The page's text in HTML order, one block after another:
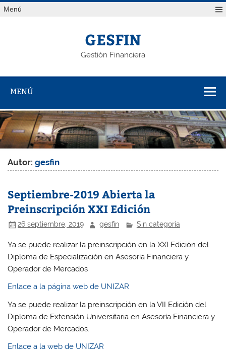
Saltar
alMenú
GESFIN
Gestión Financiera
MENÚ
Autor:gesfin
Septiembre-2019 Abierta la
Preinscripción XXI Edición
26 septiembre, 2019 gesfin Sin categoría
Ya se puede realizar la preinscripción en la XXI Edición del
Diploma de Especialización en Asesoría Financiera y
Operador de Mercados
Enlace a la página web de UNIZAR
Ya se puede realizar la preinscripción en la VII Edición del
Diploma de Extensión Universitaria en Asesoría Financiera y
Operador de Mercados.
Enlace a la web de UNIZAR